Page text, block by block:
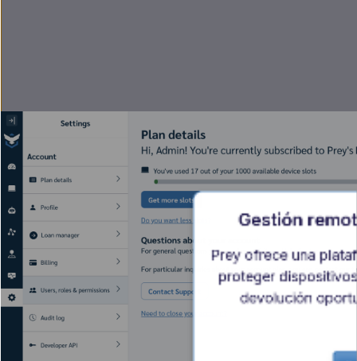
Gestión
Prey ofrece una
proteger
devolución